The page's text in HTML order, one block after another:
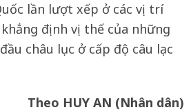
lần lượt xếp ở các vị trí
định vị thế của những
châu lục ở cấp độ câu lạc
Theo HUY AN (Nhân dân)